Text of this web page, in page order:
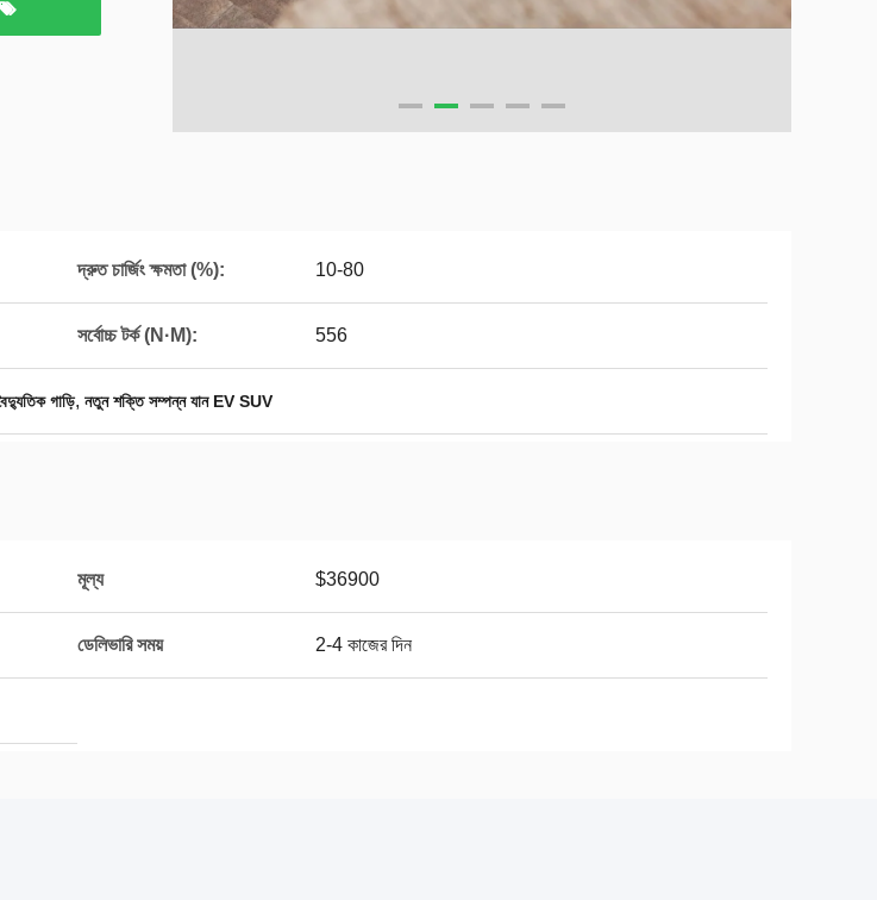
দ্রুত চার্জিং ক্ষমতা (%): 10-80
সর্বোচ্চ টর্ক (N·M): 556
গাড়ি, নতুন শক্তি সম্পন্ন যান EV SUV
মূল্য $36900
ডেলিভারি সময় 2-4 কাজের দিন